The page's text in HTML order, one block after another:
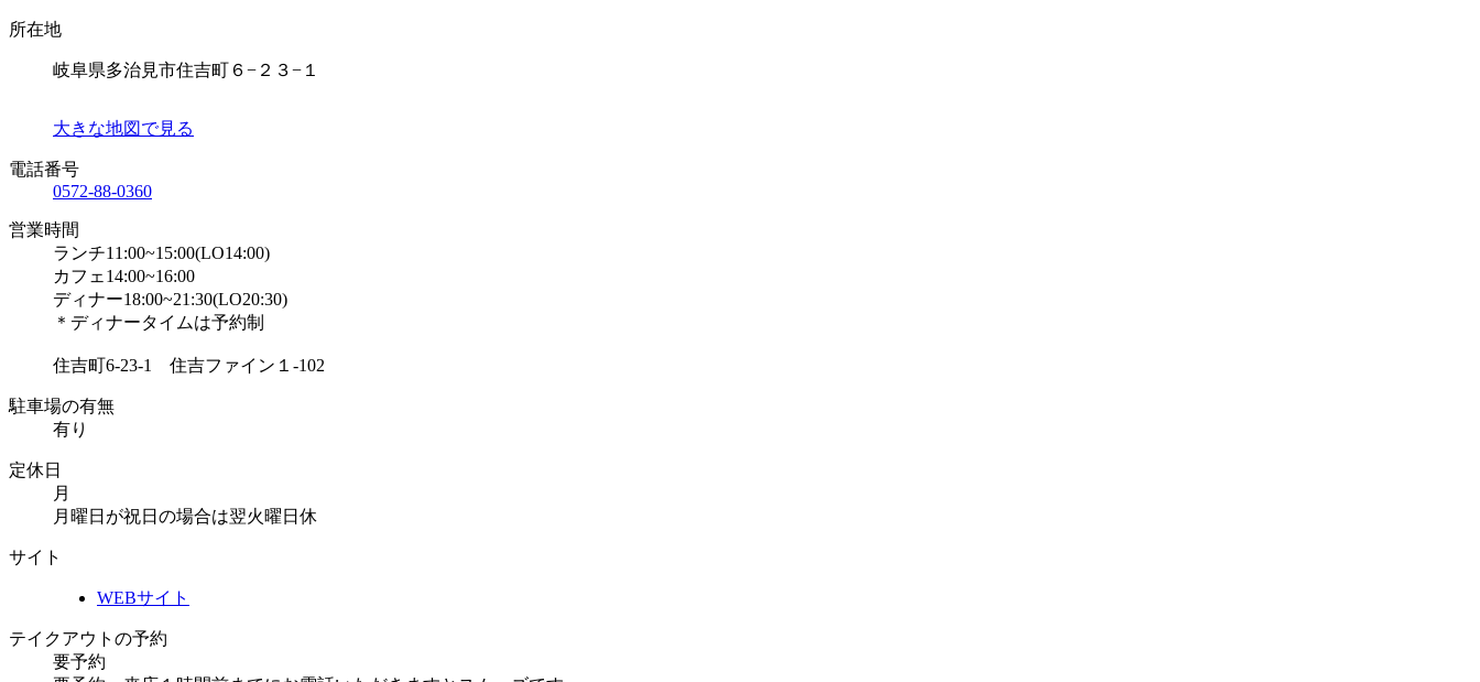
所在地
岐阜県多治見市住吉町６−２３−１
大きな地図で見る
電話番号
0572-88-0360
営業時間
ランチ11:00~15:00(LO14:00)
カフェ14:00~16:00
ディナー18:00~21:30(LO20:30)
＊ディナータイムは予約制
住吉町6-23-1 住吉ファイン１-102
駐車場の有無
有り
定休日
月
月曜日が祝日の場合は翌火曜日休
サイト
WEBサイト
テイクアウトの予約
要予約